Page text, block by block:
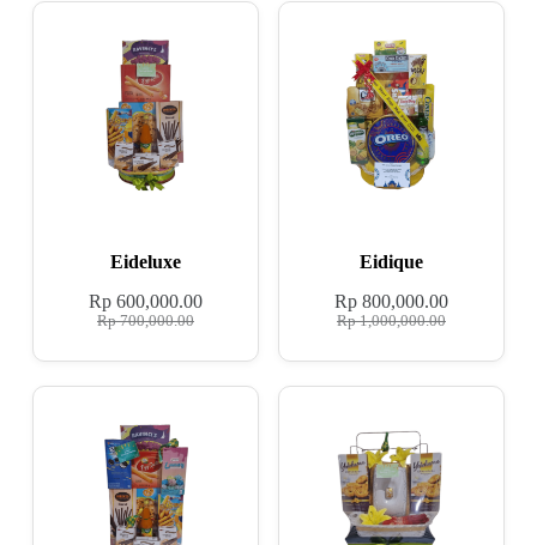
Eideluxe
Rp700,000.00
Rp600,000.00
Eidique
Rp1,000,000.00
Rp 800,000.00